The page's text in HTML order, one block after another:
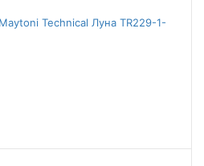
Technical Луна TR229-1-